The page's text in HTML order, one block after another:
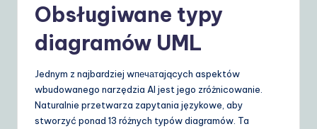
Obsługiwane typy
diagramów UML
Jednym z najbardziej wпечатających aspektów
wbudowanego narzędzia AI jest jego zróżnicowanie.
Naturalnie przetwarza zapytania językowe, aby
stworzyć ponad 13 różnych typów diagramów. Ta